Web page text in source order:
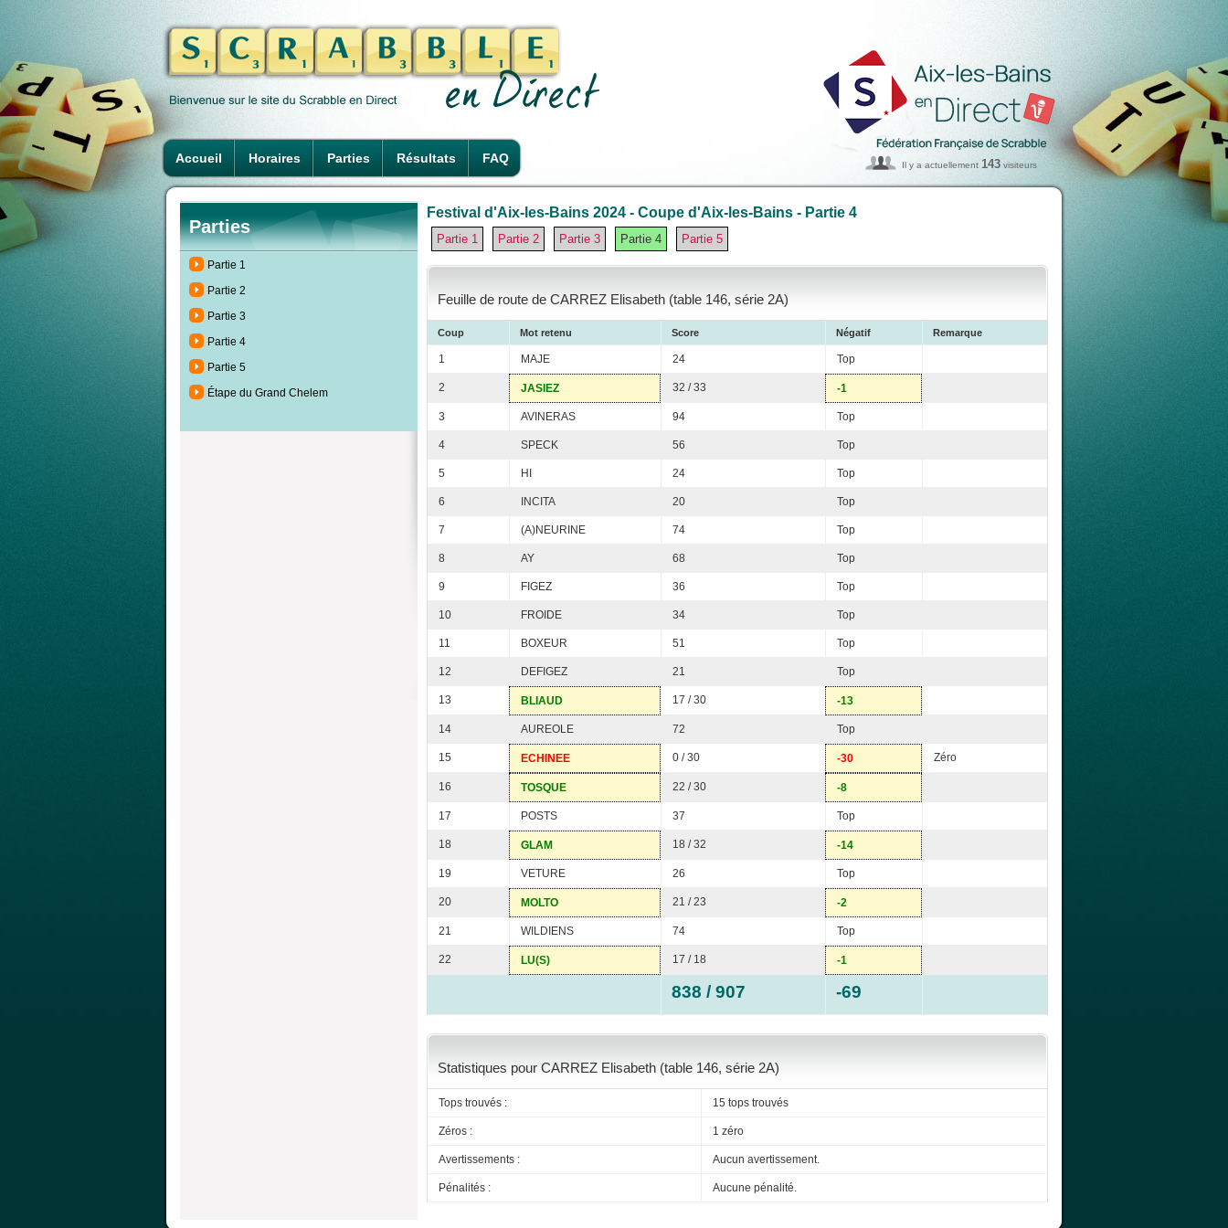
Accueil Horaires Parties Résultats FAQ Il y a actuellement 143 visiteurs
Parties
Partie 1
Partie 2
Partie 3
Partie 4
Partie 5
Étape du Grand Chelem
Festival d'Aix-les-Bains 2024 - Coupe d'Aix-les-Bains - Partie 4
Partie 1 Partie 2 Partie 3 Partie 4 Partie 5
Feuille de route de CARREZ Elisabeth (table 146, série 2A)
Coup Mot retenu Score Négatif Remarque
1 MAJE 24 Top
2 JASIEZ 32 / 33 -1
3 AVINERAS 94 Top
4 SPECK 56 Top
5 HI 24 Top
6 INCITA 20 Top
7 (A)NEURINE 74 Top
8 AY 68 Top
9 FIGEZ 36 Top
10 FROIDE 34 Top
11 BOXEUR 51 Top
12 DEFIGEZ 21 Top
13 BLIAUD 17 / 30 -13
14 AUREOLE 72 Top
15 ECHINEE 0 / 30 -30 Zéro
16 TOSQUE 22 / 30 -8
17 POSTS 37 Top
18 GLAM 18 / 32 -14
19 VETURE 26 Top
20 MOLTO 21 / 23 -2
21 WILDIENS 74 Top
22 LU(S) 17 / 18 -1
838 / 907 -69
Statistiques pour CARREZ Elisabeth (table 146, série 2A)
Tops trouvés : 15 tops trouvés
Zéros : 1 zéro
Avertissements : Aucun avertissement.
Pénalités : Aucune pénalité.